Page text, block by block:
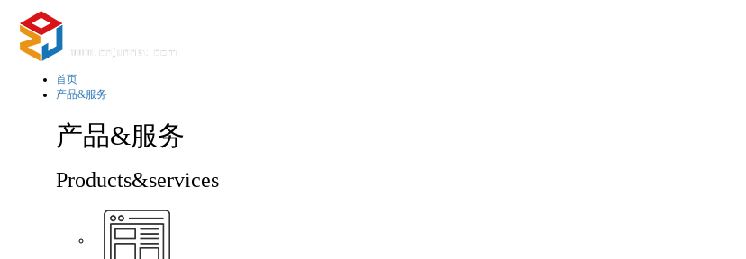
首页
产品&服务
产品&服务
Products&services